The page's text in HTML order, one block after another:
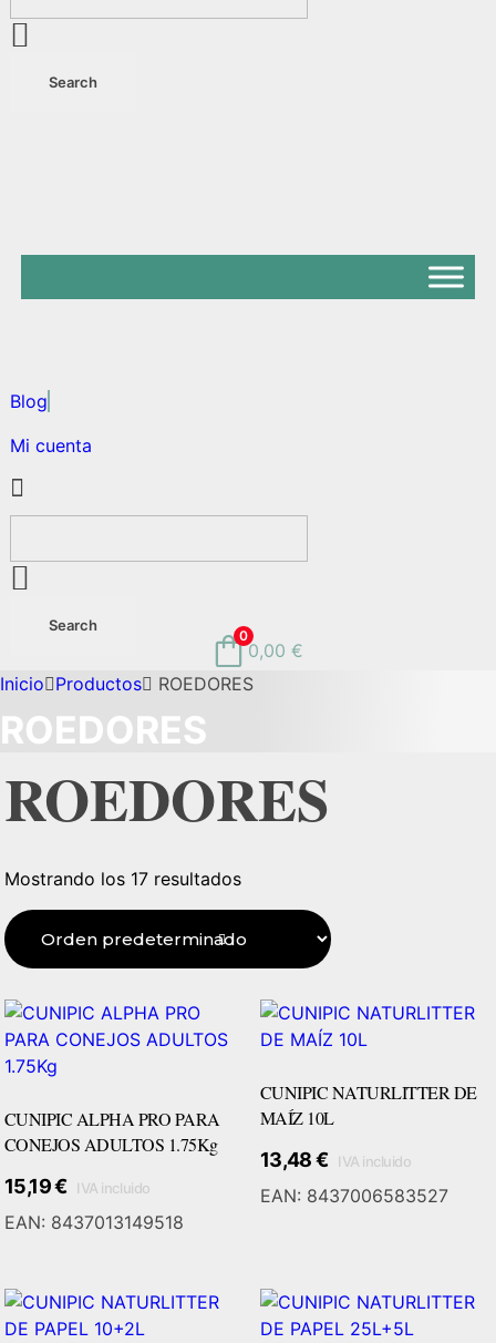
Blog
Mi cuenta
0
0,00 €
Inicio Productos ROEDORES
ROEDORES
ROEDORES
Mostrando los 17 resultados
CUNIPIC ALPHA PRO PARA
CONEJOS ADULTOS 1.75Kg
15,19€ IVA incluido
EAN: 8437013149518
CUNIPIC NATURLITTER DE
MAÍZ 10L
13,48€ IVA incluido
EAN: 8437006583527